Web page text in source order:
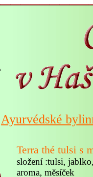
Ayurvédské
Terra thé tulsi s
složení :tulsi,
aroma, měsíček